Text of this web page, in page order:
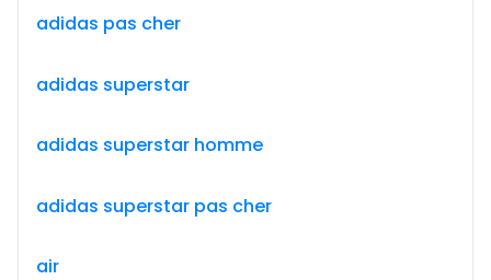
adidas pas cher
adidas superstar
adidas superstar homme
adidas superstar pas cher
air